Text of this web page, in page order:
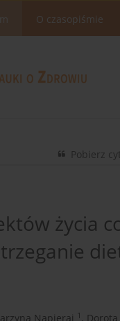
O czasopiśmie
Pobierz
życia
Napieraj 1 , Dorota